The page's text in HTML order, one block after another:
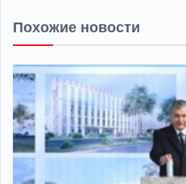
Похожие новости